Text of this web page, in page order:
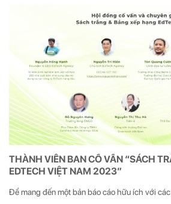
THÀNH VIÊN BAN CỐ VẤN “SÁCH
EDTECH VIỆT NAM 2023”
Để mang đến một bản báo cáo hữu ích với